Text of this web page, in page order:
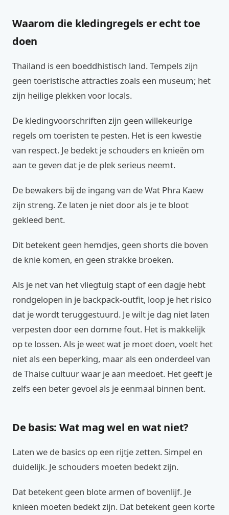
Waarom die kledingregels er echt toe
doen
Thailand is een boeddhistisch land. Tempels zijn
geen toeristische attracties zoals een museum; het
zijn heilige plekken voor locals.
De kledingvoorschriften zijn geen willekeurige
regels om toeristen te pesten. Het is een kwestie
van respect. Je bedekt je schouders en knieën om
aan te geven dat je de plek serieus neemt.
De bewakers bij de ingang van de Wat Phra Kaew
zijn streng. Ze laten je niet door als je te bloot
gekleed bent.
Dit betekent geen hemdjes, geen shorts die boven
de knie komen, en geen strakke broeken.
Als je net van het vliegtuig stapt of een dagje hebt
rondgelopen in je backpack-outfit, loop je het risico
dat je wordt teruggestuurd. Je wilt je dag niet laten
verpesten door een domme fout. Het is makkelijk
op te lossen. Als je weet wat je moet doen, voelt het
niet als een beperking, maar als een onderdeel van
de Thaise cultuur waar je aan meedoet. Het geeft je
zelfs een beter gevoel als je eenmaal binnen bent.
De basis: Wat mag wel en wat niet?
Laten we de basics op een rijtje zetten. Simpel en
duidelijk. Je schouders moeten bedekt zijn.
Dat betekent geen blote armen of bovenlijf. Je
knieën moeten bedekt zijn. Dat betekent geen korte